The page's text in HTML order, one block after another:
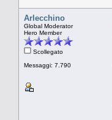
Arlecchino
Global Moderator
Hero Member
Scollegato
Messaggi: 7.790